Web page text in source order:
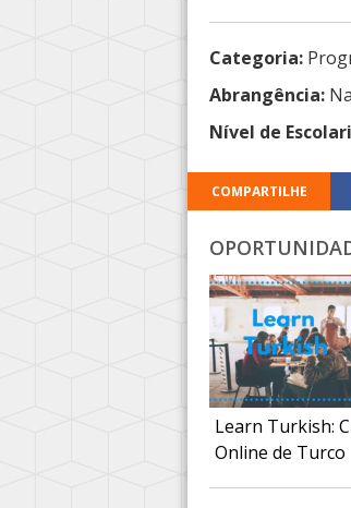
Categoria:
Abrangência:
Nível de
COMPARTILHE
Learn Turkish:
Online de Turco